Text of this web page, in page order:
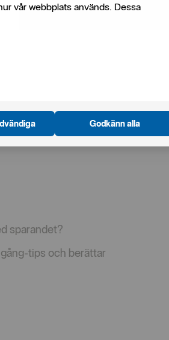
vår webbplats används. Dessa
Godkänn alla
sparandet?
tips och berättar